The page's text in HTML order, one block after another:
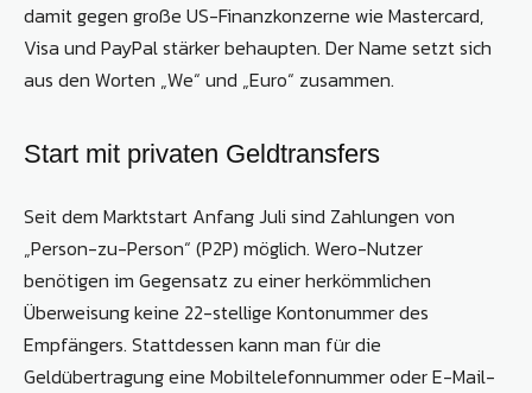
damit gegen große US-Finanzkonzerne wie Mastercard,
Visa und PayPal stärker behaupten. Der Name setzt sich
aus den Worten „We“ und „Euro“ zusammen.
Start mit privaten Geldtransfers
Seit dem Marktstart Anfang Juli sind Zahlungen von
„Person-zu-Person“ (P2P) möglich. Wero-Nutzer
benötigen im Gegensatz zu einer herkömmlichen
Überweisung keine 22-stellige Kontonummer des
Empfängers. Stattdessen kann man für die
Geldübertragung eine Mobiltelefonnummer oder E-Mail-